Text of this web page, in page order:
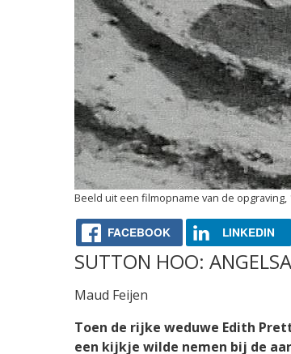
Beeld uit een filmopname van de opgraving,
FACEBOOK LINKEDIN
SUTTON HOO:
Maud Feijen
Toen de rijke weduwe Edith
een kijkje wilde nemen bij de